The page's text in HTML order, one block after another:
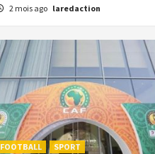
2 mois ago laredaction
FOOTBALL SPORT